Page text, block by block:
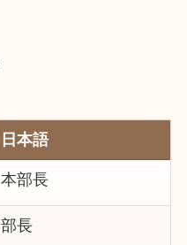
日本語
本部長
部長